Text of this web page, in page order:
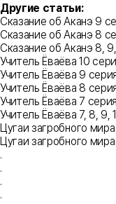
Другие статьи:
Сказание об Аканэ 9
Сказание об Аканэ 8
Сказание об Аканэ 8,
Учитель Ёваёва 10
Учитель Ёваёва 9
Учитель Ёваёва 8
Учитель Ёваёва 7
Учитель Ёваёва 7, 8, 9,
Цугаи загробного
Цугаи загробного
.
.
.
.